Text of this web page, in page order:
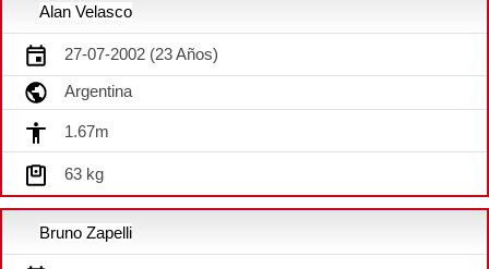
Alan Velasco
27-07-2002 (23 Años)
Argentina
1.67m
63 kg
Bruno Zapelli